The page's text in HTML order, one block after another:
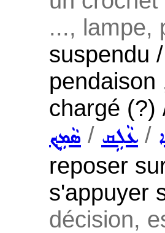
..., lampe,
suspendu
pendaison
chargé
ܣܵܡܹܟ݂ / ܥܵܠܹܩ /
reposer
s'appuyer
décision,